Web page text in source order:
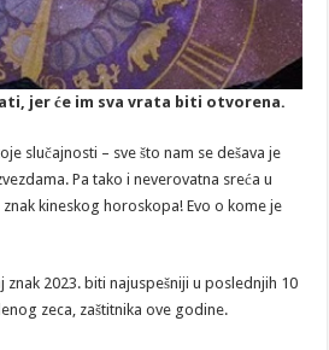
jer će im sva vrata biti otvorena.
slučajnosti – sve što nam se dešava je
Pa tako i neverovatna sreća u
kineskog horoskopa! Evo o kome je
znak 2023. biti najuspešniji u poslednjih 10
zeca, zaštitnika ove godine.